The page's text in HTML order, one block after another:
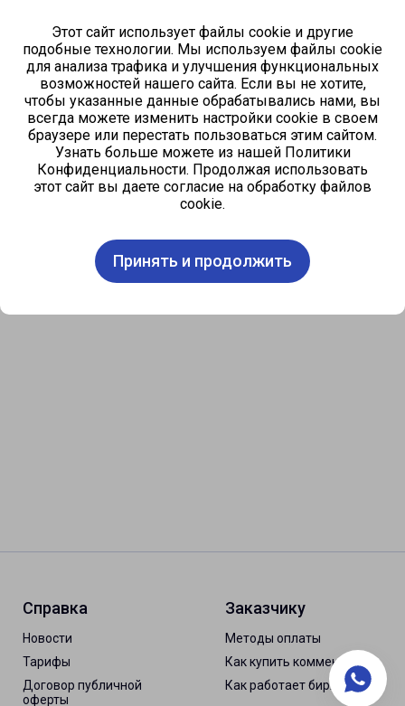
денежных средств, полученных от Заказчика,
определенный процент в качестве
вознаграждения, который определяется в
зависимости от Услуги и указывается на Сайте в
соответствующем разделе.
После принятия Услуг Администратор
перечисляет стоимость Услуг на баланс Автора
за вычетом процента своего вознаграждения,
как это предусмотрено.
Денежные средства, перечисленные за услуги,
предоставленные согласно заказам, после
Справка
Новости
Тарифы
Договор публичной
оферты
Заказчику
Методы оплаты
Как купить комментарии
Как работает биржа
Этот сайт использует файлы cookie и другие
подобные технологии. Мы используем файлы cookie
для анализа трафика и улучшения функциональных
возможностей нашего сайта. Если вы не хотите,
чтобы указанные данные обрабатывались нами, вы
всегда можете изменить настройки cookie в своем
браузере или перестать пользоваться этим сайтом.
Узнать больше можете из нашей Политики
Конфиденциальности. Продолжая использовать
этот сайт вы даете согласие на обработку файлов
cookie.
Принять и продолжить